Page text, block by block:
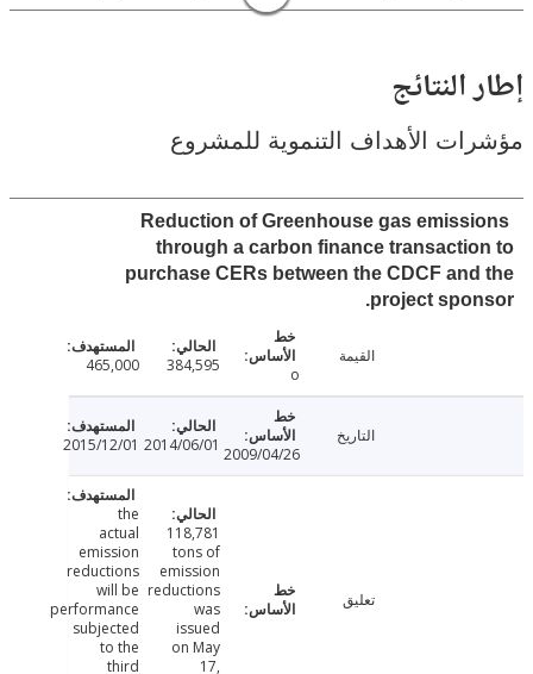
الأهداف التنموية للمشروع
Reduction of Greenhouse gas
through a carbon finance
purchase CERs between the CDCF
project
384,595
465,000
2009/04/26
2014/06/01
2015/12/01
emission
reductions
was
the
actual
emission
reductions
will be
performance
subjected
to the